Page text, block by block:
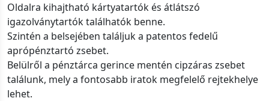
Oldalra kihajtható kártyatartók és átlátszó
igazolványtartók találhatók benne.
Szintén a belsejében találjuk a patentos fedelű
aprópénztartó zsebet.
Belülről a pénztárca gerince mentén cipzáras zsebet
találunk, mely a fontosabb iratok megfelelő rejtekhelye
lehet.